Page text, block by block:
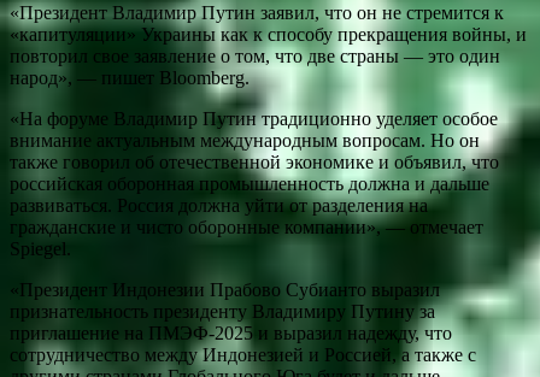
«Президент Владимир Путин заявил, что он не стремится к
«капитуляции» Украины как к способу прекращения войны, и
повторил свое заявление о том, что две страны — это один
народ», — пишет Bloomberg.
«На форуме Владимир Путин традиционно уделяет особое
внимание актуальным международным вопросам. Но он
также говорил об отечественной экономике и объявил, что
российская оборонная промышленность должна и дальше
развиваться. Россия должна уйти от разделения на
гражданские и чисто оборонные компании», — отмечает
Spiegel.
«Президент Индонезии Прабово Субианто выразил
признательность президенту Владимиру Путину за
приглашение на ПМЭФ-2025 и выразил надежду, что
сотрудничество между Индонезией и Россией, а также с